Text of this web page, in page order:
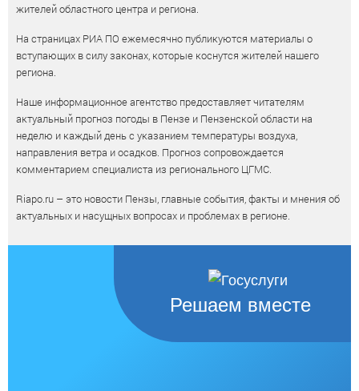
жителей областного центра и региона.
На страницах РИА ПО ежемесячно публикуются материалы о
вступающих в силу законах, которые коснутся жителей нашего
региона.
Наше информационное агентство предоставляет читателям
актуальный прогноз погоды в Пензе и Пензенской области на
неделю и каждый день с указанием температуры воздуха,
направления ветра и осадков. Прогноз сопровождается
комментарием специалиста из регионального ЦГМС.
Riapo.ru – это новости Пензы, главные события, факты и мнения об
актуальных и насущных вопросах и проблемах в регионе.
Решаем вместе